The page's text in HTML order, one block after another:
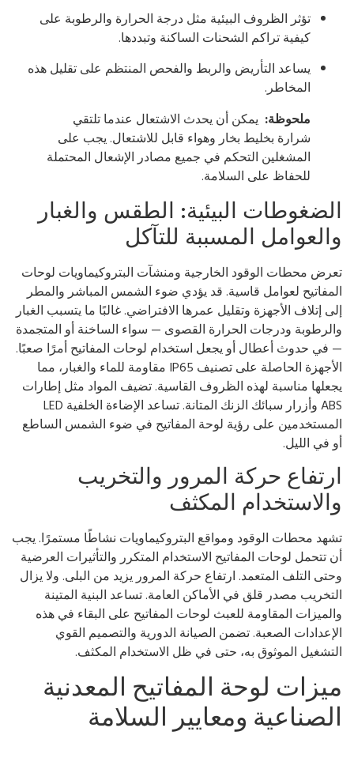
تؤثر الظروف البيئية مثل درجة الحرارة والرطوبة على
كيفية تراكم الشحنات الساكنة وتبددها.
يساعد التأريض والربط والفحص المنتظم على تقليل هذه
المخاطر.
ملحوظة:يمكن أن يحدث الاشتعال عندما تلتقي
شرارة بخليط بخار وهواء قابل للاشتعال. يجب على
المشغلين التحكم في جميع مصادر الإشعال المحتملة
للحفاظ على السلامة.
البيئية: الطقس والغبار
المسببة للتآكل
محطات الوقود الخارجية ومنشآت البتروكيماويات لوحات
لعوامل قاسية. قد يؤدي ضوء الشمس المباشر والمطر
إتلاف الأجهزة وتقليل عمرها الافتراضي. غالبًا ما يتسبب الغبار
ودرجات الحرارة القصوى — سواء الساخنة أو المتجمدة
حدوث أعطال أو يجعل استخدام لوحات المفاتيح أمرًا صعبًا.
الأجهزة الحاصلة على تصنيف IP65 مقاومة للماء والغبار، مما
مناسبة لهذه الظروف القاسية. تضيف المواد مثل إطارات
ABS وأزرار سبائك الزنك المتانة. تساعد الإضاءة الخلفية LED
على رؤية لوحة المفاتيح في ضوء الشمس الساطع
في الليل.
حركة المرور والتخريب
المكثف
محطات الوقود ومواقع البتروكيماويات نشاطًا مستمرًا. يجب
تتحمل لوحات المفاتيح الاستخدام المتكرر والتأثيرات العرضية
التلف المتعمد. ارتفاع حركة المرور يزيد من البلى. ولا يزال
مصدر قلق في الأماكن العامة. تساعد البنية المتينة
المقاومة للعبث لوحات المفاتيح على البقاء في هذه
الصعبة. تضمن الصيانة الدورية والتصميم القوي
الموثوق به، حتى في ظل الاستخدام المكثف.
لوحة المفاتيح المعدنية
ومعايير السلامة